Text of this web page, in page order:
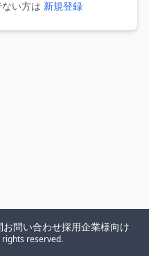
い方は 新規登録
rights reserved.
お問い合わせ採用企業様向け